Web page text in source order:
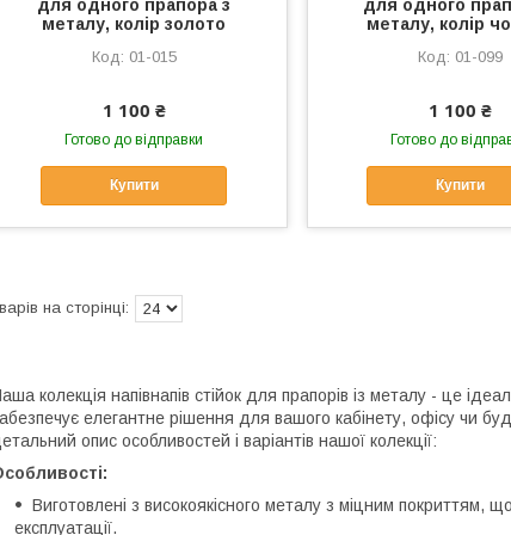
для одного прапора з
металу, колір золото
01-015
1 100 ₴
Готово до відправки
Купити
для одного
металу, колір
01-099
1 100 ₴
Готово до
Купити
колекція напівнапів стійок для прапорів із металу - це
елегантне рішення для вашого кабінету, офісу чи
опис особливостей і варіантів нашої колекції:
Виготовлені з високоякісного металу з міцним покриттям,
експлуатації.